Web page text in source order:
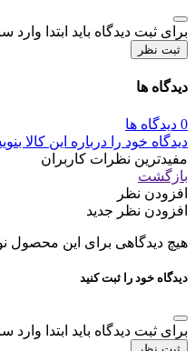
برای ثبت دیدگاه باید ابتدا
ثبت نظر
دیدگاه ها
0 دیدگاه ها
دیدگاه خود را درباره این کالا
مفیدترین نظرات کاربران
بازگشت
افزودن نظر
افزودن نظر جدید
هیچ دیدگاهی برای این محصول
دیدگاه خود را ثبت کنید
برای ثبت دیدگاه باید ابتدا